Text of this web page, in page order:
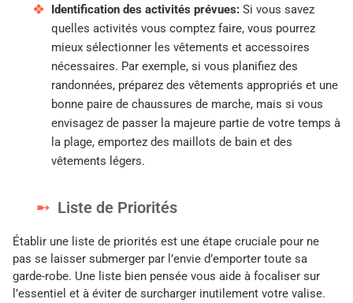
Identification des activités prévues: Si vous savez
quelles activités vous comptez faire, vous pourrez
mieux sélectionner les vêtements et accessoires
nécessaires. Par exemple, si vous planifiez des
randonnées, préparez des vêtements appropriés et une
bonne paire de chaussures de marche, mais si vous
envisagez de passer la majeure partie de votre temps à
la plage, emportez des maillots de bain et des
vêtements légers.
Liste de Priorités
Établir une liste de priorités est une étape cruciale pour ne
pas se laisser submerger par l’envie d’emporter toute sa
garde-robe. Une liste bien pensée vous aide à focaliser sur
l’essentiel et à éviter de surcharger inutilement votre valise.